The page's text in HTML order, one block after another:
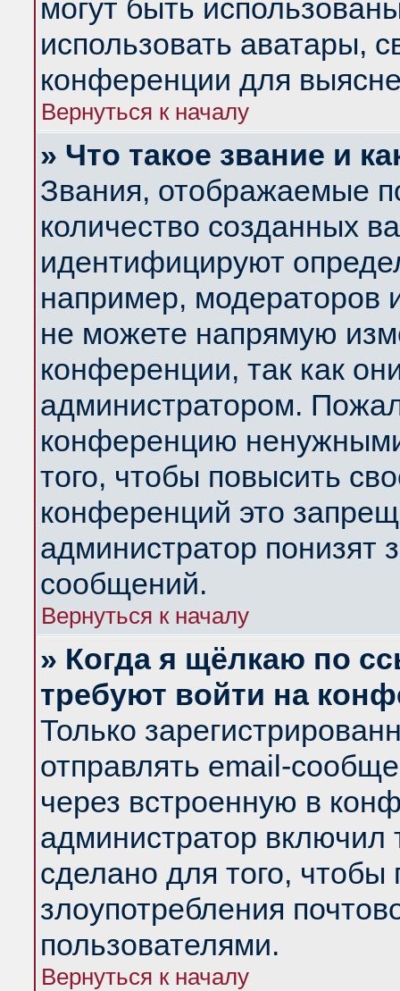
могут быть
использовать аватары,
конференции для
Вернуться к началу
» Что такое звание и
Звания, отображаемые
количество созданных
идентифицируют
например, модераторов
не можете напрямую
конференции, так как
администратором.
конференцию
того, чтобы повысить
конференций это
администратор понизят
сообщений.
Вернуться к началу
» Когда я щёлкаю по
требуют войти на
Только
отправлять email-
через встроенную в
администратор
сделано для того, чтобы
злоупотребления
пользователями.
Вернуться к началу